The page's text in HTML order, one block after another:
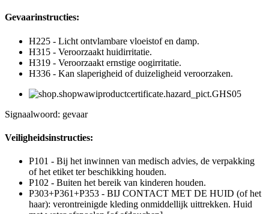
Gevaarinstructies:
H225 - Licht ontvlambare vloeistof en damp.
H315 - Veroorzaakt huidirritatie.
H319 - Veroorzaakt ernstige oogirritatie.
H336 - Kan slaperigheid of duizeligheid veroorzaken.
Signaalwoord: gevaar
Veiligheidsinstructies:
P101 - Bij het inwinnen van medisch advies, de verpakking
of het etiket ter beschikking houden.
P102 - Buiten het bereik van kinderen houden.
P303+P361+P353 - BIJ CONTACT MET DE HUID (of het
haar): verontreinigde kleding onmiddellijk uittrekken. Huid